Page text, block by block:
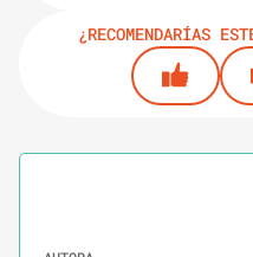
¿RECOMENDARÍAS